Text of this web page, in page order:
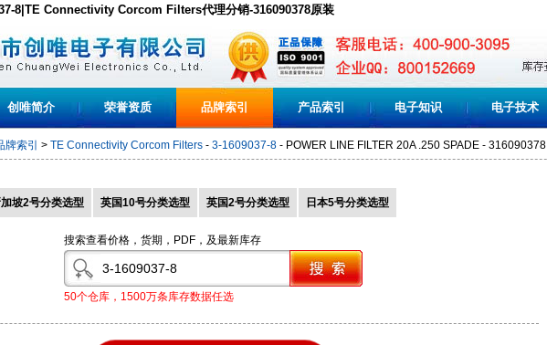
8|TE Connectivity Corcom Filters代理分销-316090378原装
创唯简介 荣誉资质 品牌索引 产品索引 电子知识 电子技术
牌索引 > TE Connectivity Corcom Filters - 3-1609037-8 - POWER LINE FILTER 20A .250 SPADE - 316090378
坡2号分类选型 英国10号分类选型 英国2号分类选型 日本5号分类选型
搜索查看价格，货期，PDF，及最新库存
50个仓库，1500万条库存数据任选